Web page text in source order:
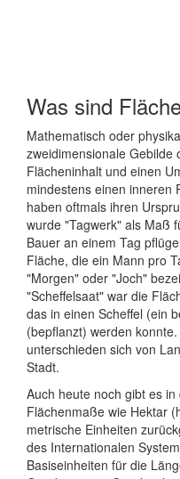
Was sind
Mathematisch oder
zweidimensionale Gebilde
Flächeninhalt und einen
mindestens einen inneren
haben oftmals ihren
wurde "Tagwerk" als Maß
Bauer an einem Tag
Fläche, die ein Mann pro
"Morgen" oder "Joch"
"Scheffelsaat" war die
das in einen Scheffel (ein
(bepflanzt) werden
unterschieden sich von
Stadt.
Auch heute noch gibt es
Flächenmaße wie Hektar
metrische Einheiten
des Internationalen
Basiseinheiten für die